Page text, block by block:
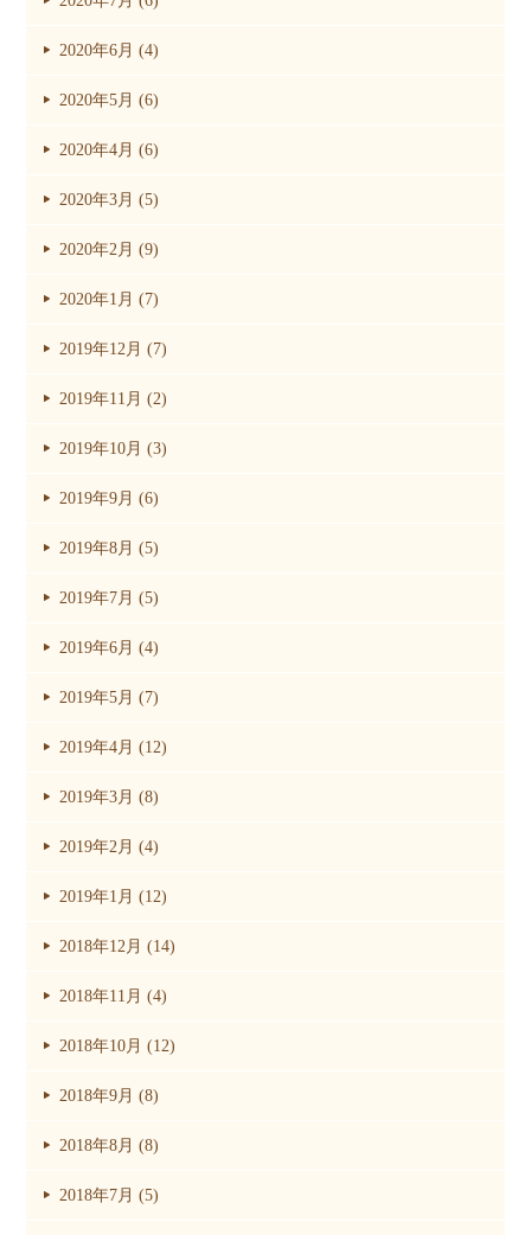
2020年6月 (4)
2020年5月 (6)
2020年4月 (6)
2020年3月 (5)
2020年2月 (9)
2020年1月 (7)
2019年12月 (7)
2019年11月 (2)
2019年10月 (3)
2019年9月 (6)
2019年8月 (5)
2019年7月 (5)
2019年6月 (4)
2019年5月 (7)
2019年4月 (12)
2019年3月 (8)
2019年2月 (4)
2019年1月 (12)
2018年12月 (14)
2018年11月 (4)
2018年10月 (12)
2018年9月 (8)
2018年8月 (8)
2018年7月 (5)